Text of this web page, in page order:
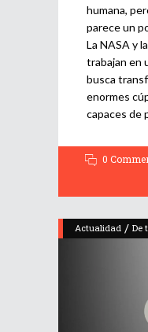
humana,
parece un
La NASA y
trabajan en
busca
enormes
capaces de
0
Actualidad / De